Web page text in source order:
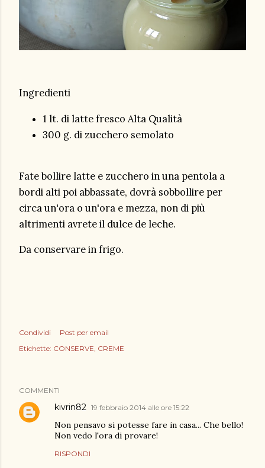
Ingredienti
1 lt. di latte fresco Alta Qualità
300 g. di zucchero semolato
Fate bollire latte e zucchero in una pentola a
bordi alti poi abbassate, dovrà sobbollire per
circa un'ora o un'ora e mezza, non di più
altrimenti avrete il dulce de leche.
Da conservare in frigo.
Condividi
Post per email
Etichette: CONSERVE CREME
COMMENTI
kivrin82 19 febbraio 2014 alle ore 15:22
Non pensavo si potesse fare in casa... Che bello!
Non vedo l'ora di provare!
RISPONDI